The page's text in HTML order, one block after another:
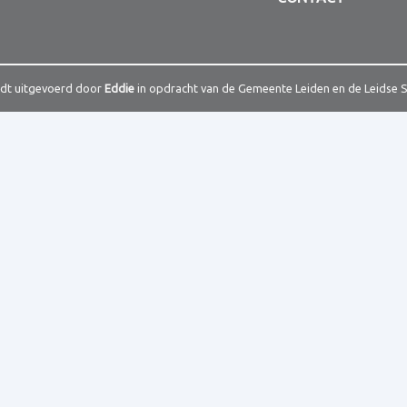
uitgevoerd door Eddie in opdracht van de Gemeente Leiden en de Leidse